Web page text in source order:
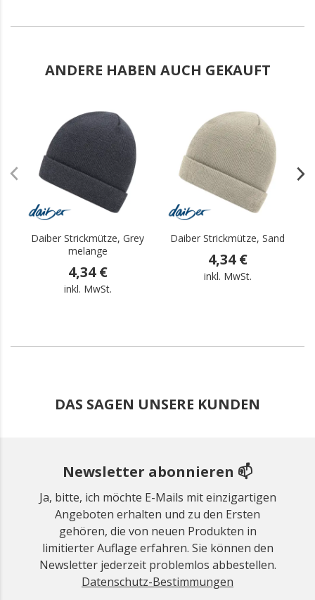
ANDERE HABEN AUCH GEKAUFT
Daiber Strickmütze, Grey
melange
4,34 €
inkl. MwSt.
Daiber Strickmütze, Sand
4,34 €
inkl. MwSt.
DAS SAGEN UNSERE KUNDEN
Newsletter abonnieren 📫
Ja, bitte, ich möchte E-Mails mit einzigartigen
Angeboten erhalten und zu den Ersten
gehören, die von neuen Produkten in
limitierter Auflage erfahren. Sie können den
Newsletter jederzeit problemlos abbestellen.
Datenschutz-Bestimmungen